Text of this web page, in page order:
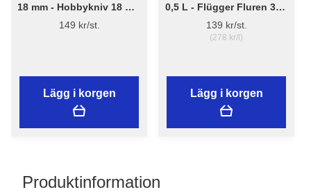
18 mm - Hobbykniv 18 mm
med skruvlås och
mattkrok.
149 kr/st.
Lägg i korgen
0,5 L - Flügger Fluren 37 -
Grundrengöring
139 kr/st.
(278 kr/l)
Lägg i korgen
Produktinformation